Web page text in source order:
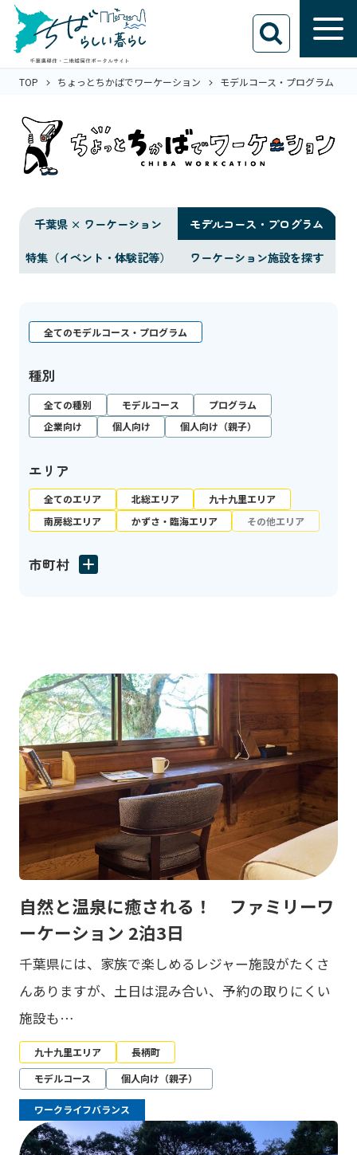
TOP ちょっとちかばでワーケーション モデルコース・プログラム
千葉県 × ワーケーション
モデルコース・プログラム
特集（イベント・体験記等）
ワーケーション施設を探す
全てのモデルコース・プログラム
種別
全ての種別 モデルコース
プログラム
企業向け
個人向け 個人向け（親子）
エリア
全てのエリア 北総エリア
九十九里エリア
南房総エリア
かずさ・臨海エリア その他エリア
市町村
自然と温泉に癒される！ ファミリーワ
ーケーション 2泊3日
千葉県には、家族で楽しめるレジャー施設がたくさ
んありますが、土日は混み合い、予約の取りにくい
施設も…
九十九里エリア
長柄町
モデルコース
個人向け（親子）
ワークライフバランス